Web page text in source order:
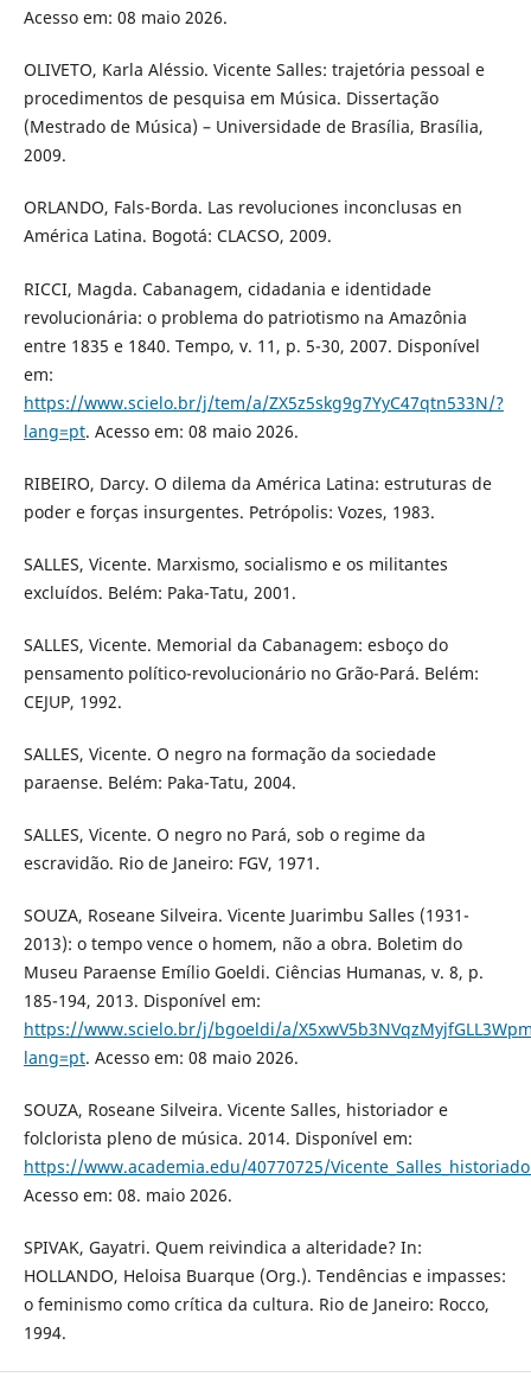
Acesso em: 08 maio 2026.
OLIVETO, Karla Aléssio. Vicente Salles: trajetória pessoal e
procedimentos de pesquisa em Música. Dissertação
(Mestrado de Música) – Universidade de Brasília, Brasília,
2009.
ORLANDO, Fals-Borda. Las revoluciones inconclusas en
América Latina. Bogotá: CLACSO, 2009.
RICCI, Magda. Cabanagem, cidadania e identidade
revolucionária: o problema do patriotismo na Amazônia
entre 1835 e 1840. Tempo, v. 11, p. 5-30, 2007. Disponível
em:
https://www.scielo.br/j/tem/a/ZX5z5skg9g7YyC47qtn533N/?
lang=pt. Acesso em: 08 maio 2026.
RIBEIRO, Darcy. O dilema da América Latina: estruturas de
poder e forças insurgentes. Petrópolis: Vozes, 1983.
SALLES, Vicente. Marxismo, socialismo e os militantes
excluídos. Belém: Paka-Tatu, 2001.
SALLES, Vicente. Memorial da Cabanagem: esboço do
pensamento político-revolucionário no Grão-Pará. Belém:
CEJUP, 1992.
SALLES, Vicente. O negro na formação da sociedade
paraense. Belém: Paka-Tatu, 2004.
SALLES, Vicente. O negro no Pará, sob o regime da
escravidão. Rio de Janeiro: FGV, 1971.
SOUZA, Roseane Silveira. Vicente Juarimbu Salles (1931-
2013): o tempo vence o homem, não a obra. Boletim do
Museu Paraense Emílio Goeldi. Ciências Humanas, v. 8, p.
185-194, 2013. Disponível em:
https://www.scielo.br/j/bgoeldi/a/
lang=pt. Acesso em: 08 maio 2026.
SOUZA, Roseane Silveira. Vicente Salles, historiador e
folclorista pleno de música. 2014. Disponível em:
https://www.academia.edu/40770725/
Acesso em: 08. maio 2026.
SPIVAK, Gayatri. Quem reivindica a alteridade? In:
HOLLANDO, Heloisa Buarque (Org.). Tendências e impasses:
o feminismo como crítica da cultura. Rio de Janeiro: Rocco,
1994.